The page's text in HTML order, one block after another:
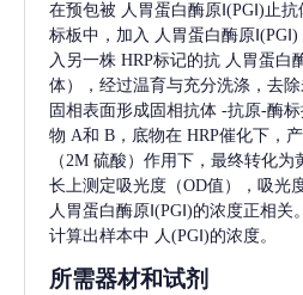
在预包被 人胃蛋白酶原Ⅰ(PGⅠ)止抗
标板中，加入 人胃蛋白酶原Ⅰ(PGⅠ)
入另一株 HRP标记的抗 人胃蛋白
体），经过温育与充分洗涤，去
固相表面形成固相抗体 -抗原-酶
物 A和 B，底物在 HRP催化下，
（2M 硫酸）作用下，最终转化为
长上测定吸光度（OD值），吸光
人胃蛋白酶原Ⅰ(PGⅠ)的浓度正相关
计算出样本中 人(PGⅠ)的浓度。
所需器材和试剂